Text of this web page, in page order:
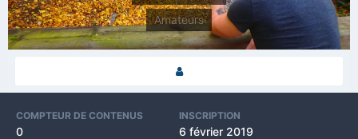
Amateurs
COMPTEUR DE CONTENUS
0
INSCRIPTION
6 février 2019